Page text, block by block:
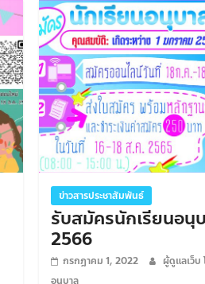
ข่าวสารประชาสัมพันธ์
รับสมัครนักเรียนอนุ
2566
กรกฎาคม 1, 2022 ผู้ดูแลเว็บ
อนุบาล